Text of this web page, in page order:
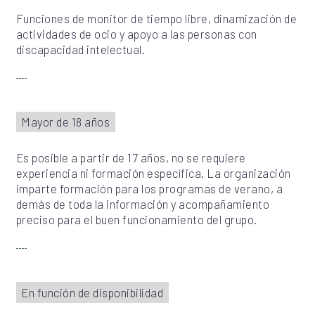
Funciones de monitor de tiempo libre, dinamización de
actividades de ocio y apoyo a las personas con
discapacidad intelectual.
Mayor de 18 años
Es posible a partir de 17 años, no se requiere
experiencia ni formación específica. La organización
imparte formación para los programas de verano, a
demás de toda la información y acompañamiento
preciso para el buen funcionamiento del grupo.
En función de disponibilidad